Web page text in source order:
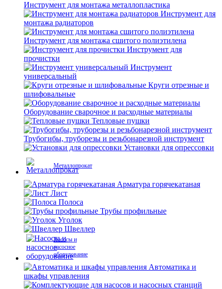
Инструмент для монтажа металлопластика
Инструмент для
монтажа радиаторов
Инструмент для монтажа сшитого полиэтилена
Инструмент для
прочистки
Инструмент
универсальный
Круги отрезные и
шлифовальные
Оборудование сварочное и расходные материалы
Тепловые пушки
Трубогибы, труборезы и резьбонарезной инструмент
Установки для опрессовки
Металлопрокат
Арматура горячекатаная
Лист
Полоса
Трубы профильные
Уголок
Швеллер
Насосы и
насосное
оборудование
Автоматика и
шкафы управления